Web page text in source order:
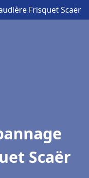
Frisquet Scaër
Scaër